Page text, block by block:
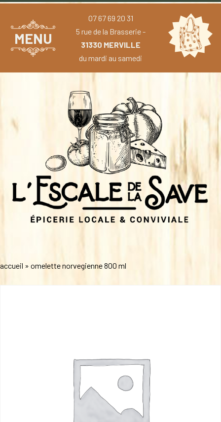
MENU
07 67 69 20 31
5 rue de la Brasserie -
31330 MERVILLE
du mardi au samedi
accueil » omelette norvegienne 800 ml